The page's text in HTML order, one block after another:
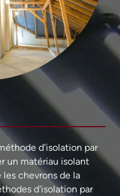
d'isolation par
un matériau isolant
chevrons de la
d'isolation par